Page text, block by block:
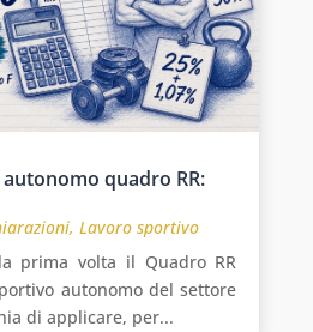
quadro RR:
, Lavoro sportivo
prima volta il Quadro RR
autonomo del settore
di applicare, per...